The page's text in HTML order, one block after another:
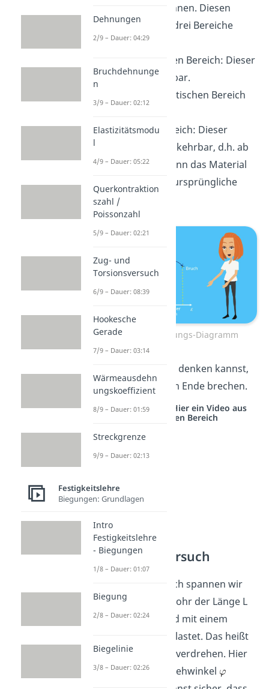
einen Graphen zeichnen. Diesen
können wir grob in drei Bereiche
einteilen:
Den linear elastischen Bereich: Dieser
Zustand ist umkehrbar.
Den nicht linear elastischen Bereich
Den plastischen Bereich: Dieser
Zustand ist nicht umkehrbar, d.h. ab
diesem Zeitpunkt kann das Material
nicht mehr in seine ursprüngliche
Form zurückkehren.
Spannungs-Dehnungs-Diagramm
Wie du dir bestimmt denken kannst,
wird das Material am Ende brechen.
Studyflix vernetzt: Hier ein Video aus
einem anderen Bereich
Der Torsionsversuch
Beim Torsionsversuch spannen wir
ein dünnwandiges Rohr der Länge L
ein. Dieses Rohr wird mit einem
Torsionsmoment belastet. Das heißt
wir wollen das Rohr verdrehen. Hier
wird dann der Verdrehwinkel
Dehnungen
2/9 – Dauer: 04:29
Bruchdehnunge
n
3/9 – Dauer: 02:12
Elastizitätsmodu
l
4/9 – Dauer: 05:22
Querkontraktion
szahl /
Poissonzahl
5/9 – Dauer: 02:21
Zug- und
Torsionsversuch
6/9 – Dauer: 08:39
Hookesche
Gerade
7/9 – Dauer: 03:14
Wärmeausdehn
ungskoeffizient
8/9 – Dauer: 01:59
Streckgrenze
9/9 – Dauer: 02:13
Festigkeitslehre
Biegungen: Grundlagen
Intro
Festigkeitslehre
- Biegungen
1/8 – Dauer: 01:07
Biegung
2/8 – Dauer: 02:24
Biegelinie
3/8 – Dauer: 02:26